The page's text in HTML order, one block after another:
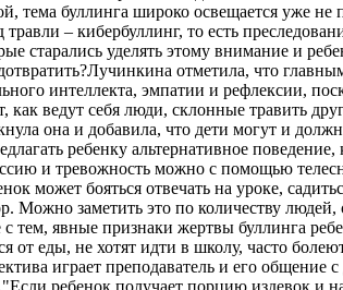
тема буллинга широко освещается уже
– кибербуллинг, то есть
старались уделять этому внимание и
отметила, что
интеллекта, эмпатии и рефлексии,
ведут себя люди, склонные травить
она и добавила, что дети могут и
ребенку альтернативное
и тревожность можно с помощью
может бояться отвечать на уроке,
Можно заметить это по количеству
тем, явные признаки жертвы буллинга
еды, не хотят идти в школу, часто
играет преподаватель и его
ребенок получает порцию издевок и